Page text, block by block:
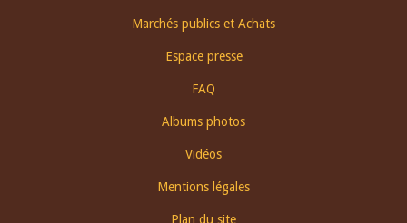
Marchés publics et Achats
Espace presse
FAQ
Albums photos
Vidéos
Mentions légales
Plan du site